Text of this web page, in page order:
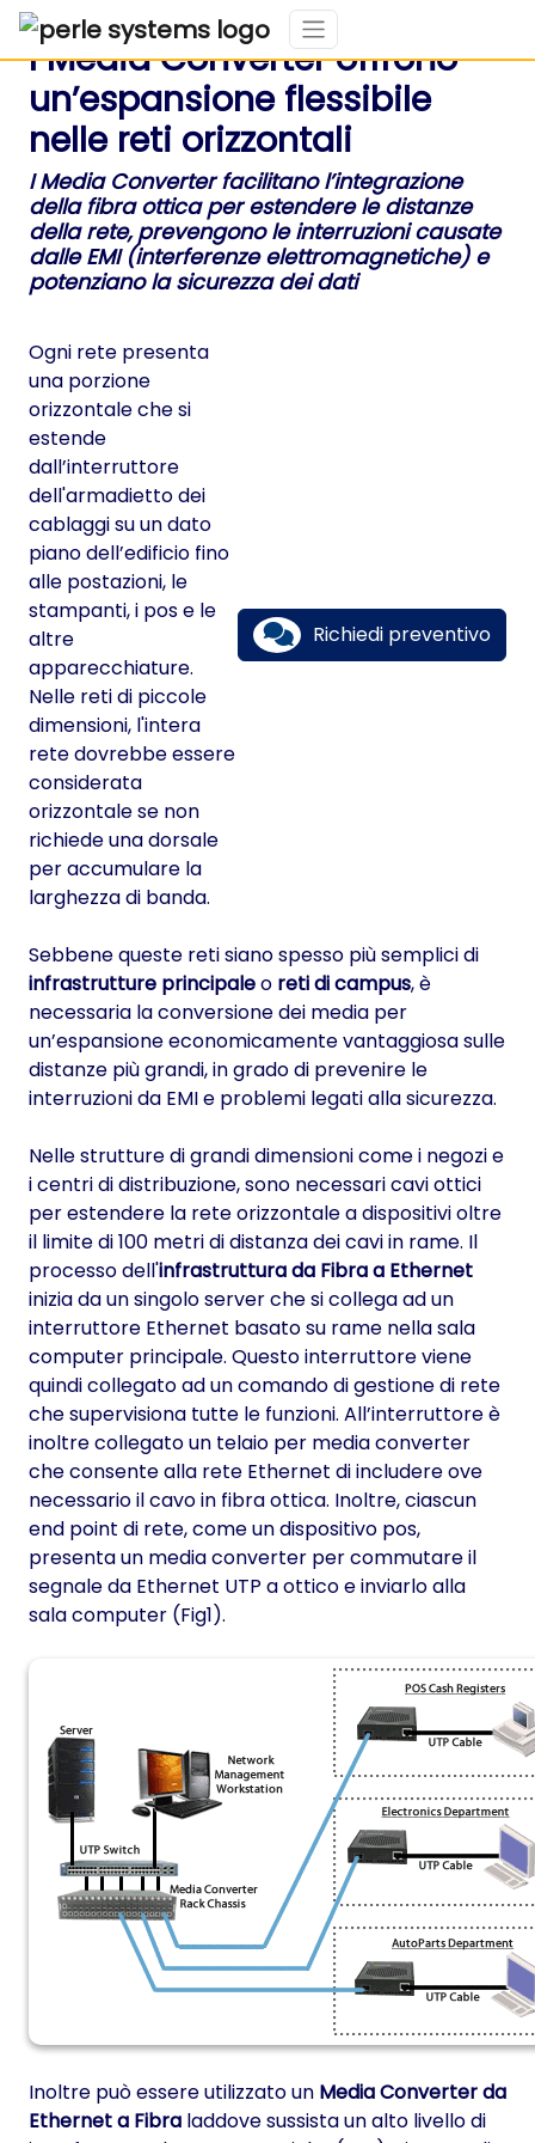
I Media Converter offrono
un’espansione flessibile
nelle reti orizzontali
I Media Converter facilitano l’integrazione
della fibra ottica per estendere le distanze
della rete, prevengono le interruzioni causate
dalle EMI (interferenze elettromagnetiche) e
potenziano la sicurezza dei dati
Ogni rete presenta
una porzione
orizzontale che si
estende
dall’interruttore
dell'armadietto dei
cablaggi su un dato
piano dell’edificio fino
alle postazioni, le
stampanti, i pos e le
altre
apparecchiature.
Nelle reti di piccole
dimensioni, l'intera
rete dovrebbe essere
considerata
orizzontale se non
richiede una dorsale
per accumulare la
larghezza di banda.
Richiedi preventivo
Sebbene queste reti siano spesso più semplici di
infrastrutture principaleo reti di campus, è
necessaria la conversione dei media per
un’espansione economicamente vantaggiosa sulle
distanze più grandi, in grado di prevenire le
interruzioni da EMI e problemi legati alla sicurezza.
Nelle strutture di grandi dimensioni come i negozi e
i centri di distribuzione, sono necessari cavi ottici
per estendere la rete orizzontale a dispositivi oltre
il limite di 100 metri di distanza dei cavi in rame. Il
processo dell'infrastruttura da Fibra a Ethernet
inizia da un singolo server che si collega ad un
interruttore Ethernet basato su rame nella sala
computer principale. Questo interruttore viene
quindi collegato ad un comando di gestione di rete
che supervisiona tutte le funzioni. All’interruttore è
inoltre collegato un telaio per media converter
che consente alla rete Ethernet di includere ove
necessario il cavo in fibra ottica. Inoltre, ciascun
end point di rete, come un dispositivo pos,
presenta un media converter per commutare il
segnale da Ethernet UTP a ottico e inviarlo alla
sala computer (Fig1).
Inoltre può essere utilizzato un Media Converter da
Ethernet a Fibra laddove sussista un alto livello di